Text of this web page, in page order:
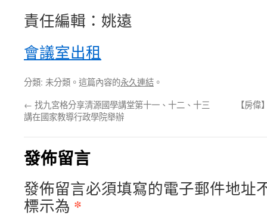
責任編輯：姚遠
會議室出租
分類: 未分類。這篇內容的永久連結 。
← 找九宮格分享清源國學講堂第十一、十二、十三
講在國家教導行政學院舉辦
【房
發佈留言
發佈留言必須填寫的電子郵件地址
標示為 *